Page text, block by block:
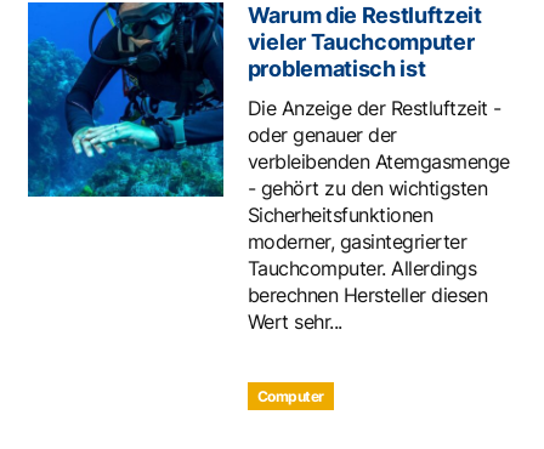
Warum die Restluftzeit
vieler Tauchcomputer
problematisch ist
Die Anzeige der Restluftzeit -
oder genauer der
verbleibenden Atemgasmenge
- gehört zu den wichtigsten
Sicherheitsfunktionen
moderner, gasintegrierter
Tauchcomputer. Allerdings
berechnen Hersteller diesen
Wert sehr...
Computer